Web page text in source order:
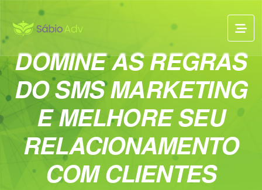
DOMINE AS REGRAS
DO SMS MARKETING
E MELHORE SEU
RELACIONAMENTO
COM CLIENTES